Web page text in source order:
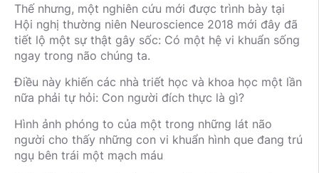
Thế nhưng, một nghiên cứu mới được trình bày tại
Hội nghị thường niên Neuroscience 2018 mới đây đã
tiết lộ một sự thật gây sốc: Có một hệ vi khuẩn sống
ngay trong não chúng ta.
Điều này khiến các nhà triết học và khoa học một lần
nữa phải tự hỏi: Con người đích thực là gì?
Hình ảnh phóng to của một trong những lát não
người cho thấy những con vi khuẩn hình que đang trú
ngụ bên trái một mạch máu